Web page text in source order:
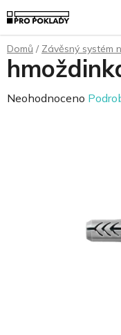
na
obsah
Domů / Závěsný systém
Průměrné
Neohodnoceno